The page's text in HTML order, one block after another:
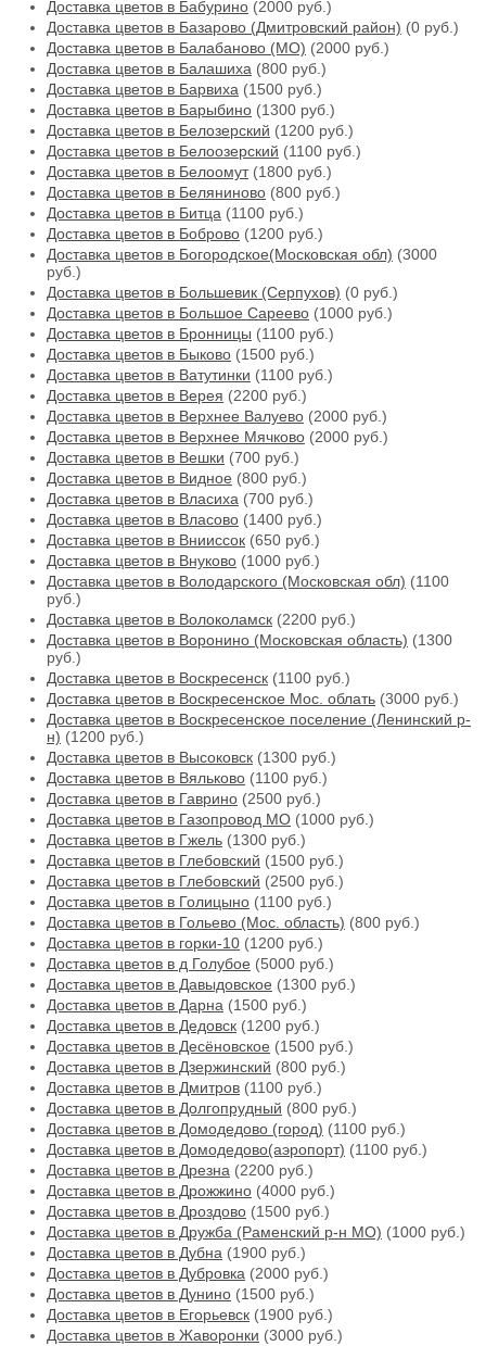
Доставка цветов в Бабурино (2000 руб.)
Доставка цветов в Базарово (Дмитровский район) (0 руб.)
Доставка цветов в Балабаново (МО) (2000 руб.)
Доставка цветов в Балашиха (800 руб.)
Доставка цветов в Барвиха (1500 руб.)
Доставка цветов в Барыбино (1300 руб.)
Доставка цветов в Белозерский (1200 руб.)
Доставка цветов в Белоозерский (1100 руб.)
Доставка цветов в Белоомут(1800 руб.)
Доставка цветов в Беляниново (800 руб.)
Доставка цветов в Битца (1100 руб.)
Доставка цветов в Боброво (1200 руб.)
Доставка цветов в Богородское(Московская обл) (3000
руб.)
Доставка цветов в Большевик (Серпухов) (0 руб.)
Доставка цветов в Большое Сареево (1000 руб.)
Доставка цветов в Бронницы (1100 руб.)
Доставка цветов в Быково (1500 руб.)
Доставка цветов в Ватутинки (1100 руб.)
Доставка цветов в Верея (2200 руб.)
Доставка цветов в Верхнее Валуево (2000 руб.)
Доставка цветов в Верхнее Мячково (2000 руб.)
Доставка цветов в Вешки (700 руб.)
Доставка цветов в Видное (800 руб.)
Доставка цветов в Власиха (700 руб.)
Доставка цветов в Власово (1400 руб.)
Доставка цветов в Внииссок (650 руб.)
Доставка цветов в Внуково (1000 руб.)
Доставка цветов в Володарского (Московская обл) (1100
руб.)
Доставка цветов в Волоколамск (2200 руб.)
Доставка цветов в Воронино (Московская область) (1300
руб.)
Доставка цветов в Воскресенск (1100 руб.)
Доставка цветов в Воскресенское Мос. облать (3000 руб.)
Доставка цветов в Воскресенское поселение (Ленинский р-
н) (1200 руб.)
Доставка цветов в Высоковск (1300 руб.)
Доставка цветов в Вяльково (1100 руб.)
Доставка цветов в Гаврино (2500 руб.)
Доставка цветов в Газопровод МО (1000 руб.)
Доставка цветов в Гжель (1300 руб.)
Доставка цветов в Глебовский (1500 руб.)
Доставка цветов в Глебовский (2500 руб.)
Доставка цветов в Голицыно (1100 руб.)
Доставка цветов в Гольево (Мос. область) (800 руб.)
Доставка цветов в горки-10 (1200 руб.)
Доставка цветов в д Голубое (5000 руб.)
Доставка цветов в Давыдовское (1300 руб.)
Доставка цветов в Дарна (1500 руб.)
Доставка цветов в Дедовск (1200 руб.)
Доставка цветов в Десёновское (1500 руб.)
Доставка цветов в Дзержинский (800 руб.)
Доставка цветов в Дмитров (1100 руб.)
Доставка цветов в Долгопрудный (800 руб.)
Доставка цветов в Домодедово (город) (1100 руб.)
Доставка цветов в Домодедово(аэропорт) (1100 руб.)
Доставка цветов в Дрезна (2200 руб.)
Доставка цветов в Дрожжино (4000 руб.)
Доставка цветов в Дроздово (1500 руб.)
Доставка цветов в Дружба (Раменский р-н МО) (1000 руб.)
Доставка цветов в Дубна (1900 руб.)
Доставка цветов в Дубровка (2000 руб.)
Доставка цветов в Дунино (1500 руб.)
Доставка цветов в Егорьевск (1900 руб.)
Доставка цветов в Жаворонки (3000 руб.)